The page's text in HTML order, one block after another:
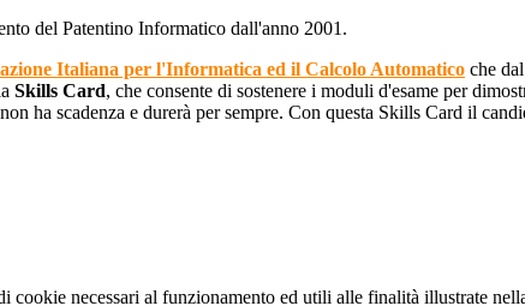
del Patentino Informatico dall'anno 2001.
Italiana per l'Informatica ed il Calcolo Automatico che
Skills Card, che consente di sostenere i moduli d'esame per
ha scadenza e durerà per sempre. Con questa Skills Card il
necessari al funzionamento ed utili alle finalità illustrate